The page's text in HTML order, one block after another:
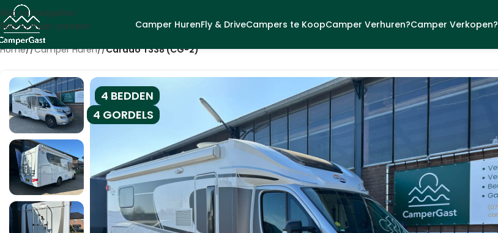
Skip to navigation
Skip to main content
Camper HurenFly & DriveCampers te KoopCamper Verhuren?Camper Verkopen?
Home/ Camper Huren/ Carado T338 (CG-2)
4 BEDDEN
4 GORDELS